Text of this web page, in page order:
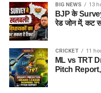
BIG NEWS 13
BJP के Survey
रेड जोन में, कट
CRICKET 11
ML vs TRT
Pitch